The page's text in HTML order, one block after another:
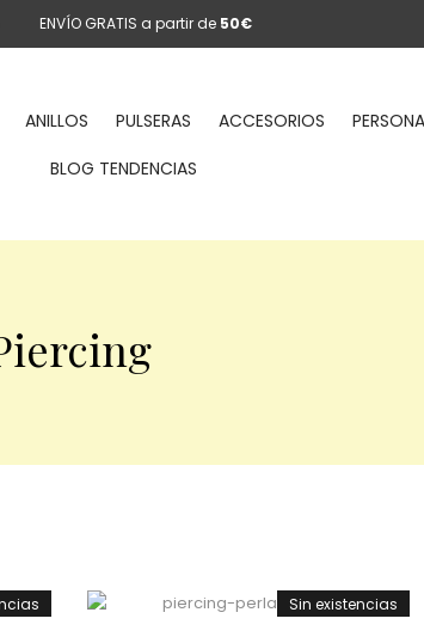
ENVÍO GRATIS a partir de 50€
ANILLOS PULSERAS ACCESORIOS
BLOG TENDENCIAS
Sin existencias